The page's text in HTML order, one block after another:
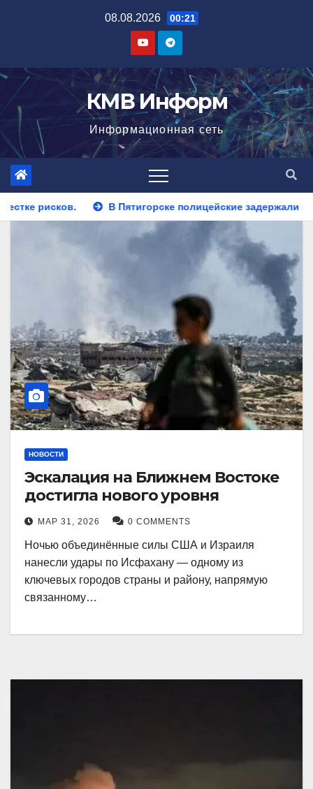
08.08.2026 00:21
КМВ Информ
Информационная сеть
полицейские задержали закладчика, пытавшегося
НОВОСТИ
Эскалация на Ближнем Востоке
достигла нового уровня
МАР 31, 2026 0 COMMENTS
Ночью объединённые силы США и Израиля
нанесли удары по Исфахану — одному из
ключевых городов страны и району, напрямую
связанному…